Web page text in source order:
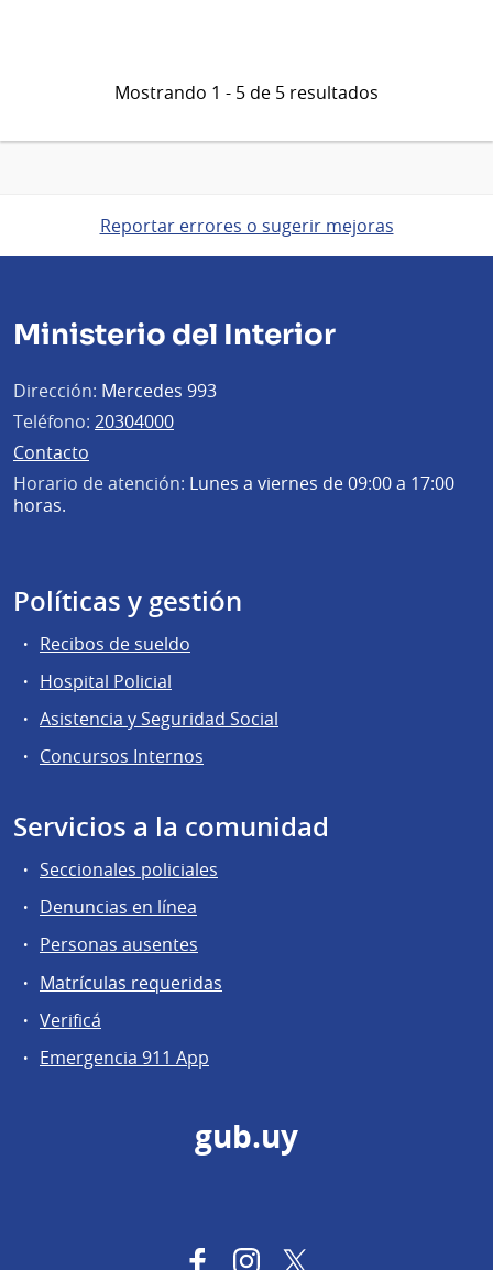
Mostrando 1 - 5 de 5 resultados
Reportar errores o sugerir mejoras
Ministerio del Interior
Dirección: Mercedes 993
Teléfono: 20304000
Contacto
Horario de atención: Lunes a viernes de 09:00 a 17:00
horas.
Políticas y gestión
Recibos de sueldo
Hospital Policial
Asistencia y Seguridad Social
Concursos Internos
Servicios a la comunidad
Seccionales policiales
Denuncias en línea
Personas ausentes
Matrículas requeridas
Verificá
Emergencia 911 App
gub.uy
FacebookInstagram